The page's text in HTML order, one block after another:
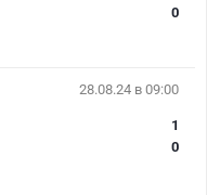
0
28.08.24 в 09:00
1
0